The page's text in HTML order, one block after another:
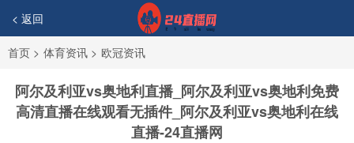
< 返回
首页 > 体育资讯 > 欧冠资讯
阿尔及利亚vs奥地利直播_阿尔及利亚vs奥地利免费
高清直播在线观看无插件_阿尔及利亚vs奥地利在线
直播-24直播网